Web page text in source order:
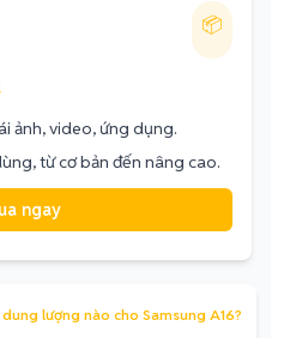
📦
ảnh, video, ứng dụng.
từ cơ bản đến nâng cao.
ngay
lượng nào cho Samsung A16?